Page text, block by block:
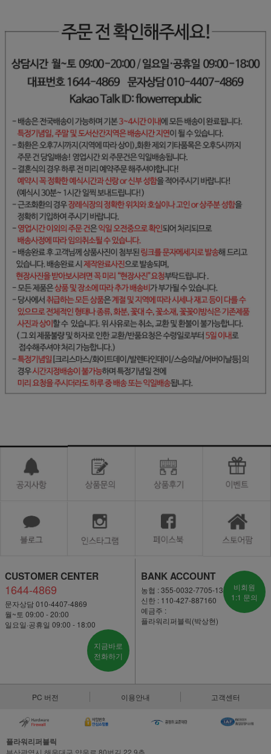
CUSTOMER CENTER
1644-4869
문자상담 010-4407-4869
월~토 09:00 - 20:00
일요일·공휴일 09:00 - 18:00
지금바로
전화하기
BANK ACCOUNT
농협 : 355-0032-7705-13
신한 : 110-427-887160
예금주 :
플라워리퍼블릭(박상현)
비회원
1:1 문의
PC 버전 이용안내 고객센터
플라워리퍼블릭
부산광역시 해운대구 양운로 80번길 22,9층